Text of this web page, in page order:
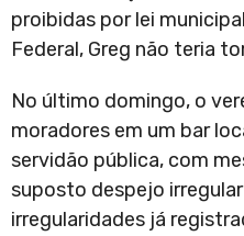
proibidas por lei
Federal, Greg não teria
No último domingo, o
moradores em um bar
servidão pública, com
suposto despejo
irregularidades já